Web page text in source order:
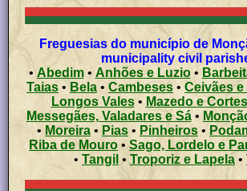
Freguesias do município de
municipality civil
• Abedim• Anhões e Luzio•
Taias • Bela • Cambeses • Ceivães
Longos Vales• Mazedo e Cortes
Messegães, Valadares e Sá•
• Moreira • Pias • Pinheiros •
Riba de Mouro • Sago, Lordelo e
• Tangil • Troporiz e Lapela •